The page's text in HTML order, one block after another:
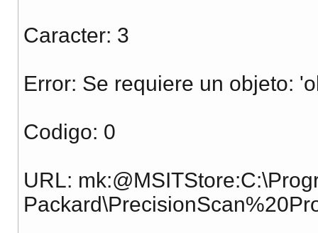
Caracter: 3
Error: Se requiere un objeto:
Codigo: 0
URL: